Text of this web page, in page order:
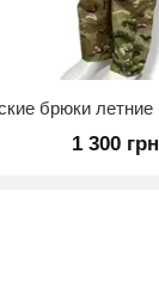
1 300 грн